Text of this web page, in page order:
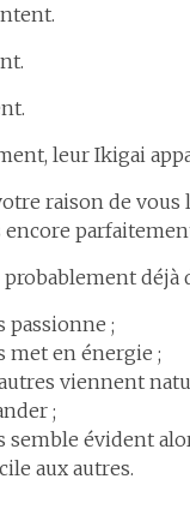
leur Ikigai
raison de vous
encore
déjà
passionne ;
met en énergie ;
viennent
;
semble évident
aux autres.